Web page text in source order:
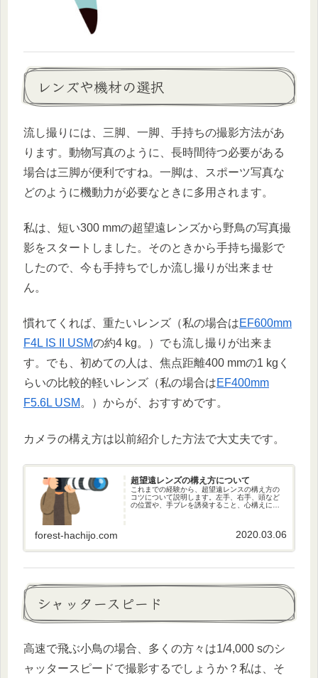
レンズや機材の選択
流し撮りには、三脚、一脚、手持ちの撮影方法があ
ります。動物写真のように、長時間待つ必要がある
場合は三脚が便利ですね。一脚は、スポーツ写真な
どのように機動力が必要なときに多用されます。
私は、短い300 mmの超望遠レンズから野鳥の写真撮
影をスタートしました。そのときから手持ち撮影で
したので、今も手持ちでしか流し撮りが出来ませ
ん。
慣れてくれば、重たいレンズ（私の場合はEF600mm
F4L IS II USMの約4 kg。）でも流し撮りが出来ま
す。でも、初めての人は、焦点距離400 mmの1 kgく
らいの比較的軽いレンズ（私の場合はEF400mm
F5.6L USM 。）からが、おすすめです。
カメラの構え方は以前紹介した方法で大丈夫です。
超望遠レンズの構え方について
これまでの経験から、超望遠レンスの構え方の
コツについて説明します。左手、右手、頭など
の位置や、手ブレを誘発すること、心構えにつ
forest-hachijo.com 2020.03.06
シャッタースピード
高速で飛ぶ小鳥の場合、多くの方々は1/4,000 sのシ
ャッタースピードで撮影するでしょうか？私は、そ